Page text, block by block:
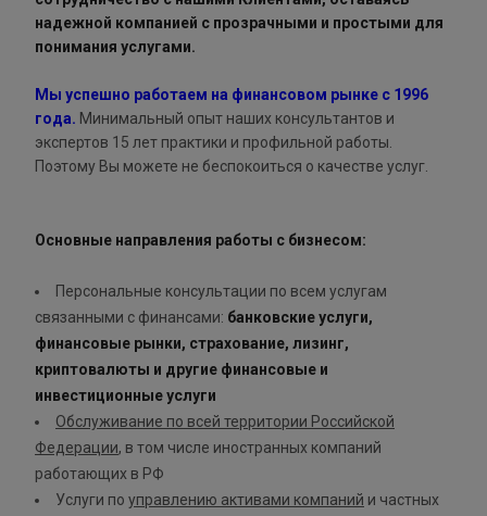
надежной компанией с прозрачными и простыми для
понимания услугами.
Мы успешно работаем на финансовом рынке с 1996
года. Минимальный опыт наших консультантов и
экспертов 15 лет практики и профильной работы.
Поэтому Вы можете не беспокоиться о качестве услуг.
Основные направления работы с бизнесом:
Персональные консультации по всем услугам
связанными с финансами: банковские услуги,
финансовые рынки, страхование, лизинг,
криптовалюты и другие финансовые и
инвестиционные услуги
Обслуживание по всей территории Российской
Федерации, в том числе иностранных компаний
работающих в РФ
Услуги по управлению активами компаний и частных